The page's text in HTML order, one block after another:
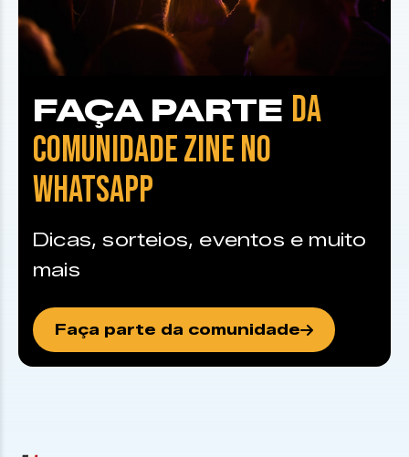
FAÇA PARTE DA
COMUNIDADE ZINE NO
WHATSAPP
Dicas, sorteios, eventos e muito
mais
Faça parte da comunidade